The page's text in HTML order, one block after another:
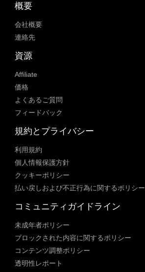
概要
会社概要
連絡先
資源
Affiliate
価格
よくあるご質問
フィードバック
規約とプライバシー
利用規約
個人情報保護方針
クッキーポリシー
払い戻しおよび不正行為に関するポリシー
コミュニティガイドライン
未成年者ポリシー
ブロックされた内容に関するポリシー
コンテンツ調整ポリシー
透明性レポート